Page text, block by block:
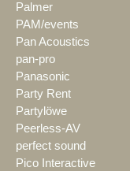
Palmer
PAM/events
Pan Acoustics
pan-pro
Panasonic
Party Rent
Partylöwe
Peerless-AV
perfect sound
Pico Interactive